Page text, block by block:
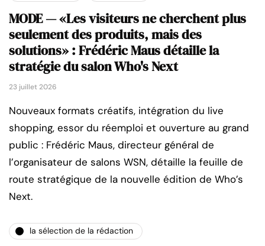
MODE — «Les visiteurs ne cherchent plus
seulement des produits, mais des
solutions» : Frédéric Maus détaille la
stratégie du salon Who's Next
23 juillet 2026
Nouveaux formats créatifs, intégration du live
shopping, essor du réemploi et ouverture au grand
public : Frédéric Maus, directeur général de
l’organisateur de salons WSN, détaille la feuille de
route stratégique de la nouvelle édition de Who’s
Next.
la sélection de la rédaction